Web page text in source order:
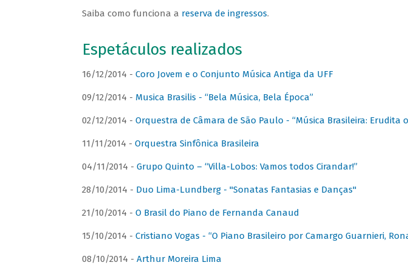
Saiba como funciona a reserva de ingressos.
Espetáculos realizados
16/12/2014 - Coro Jovem e o Conjunto Música Antiga da UFF
09/12/2014 - Musica Brasilis - “Bela Música, Bela Época”
02/12/2014 - Orquestra de Câmara de São Paulo - “Música Brasileira: Erudita
11/11/2014 - Orquestra Sinfônica Brasileira
04/11/2014 - Grupo Quinto – “Villa-Lobos: Vamos todos Cirandar!”
28/10/2014 - Duo Lima-Lundberg - "Sonatas Fantasias e Danças"
21/10/2014 - O Brasil do Piano de Fernanda Canaud
15/10/2014 - Cristiano Vogas - “O Piano Brasileiro por Camargo Guarnieri,
08/10/2014 - Arthur Moreira Lima